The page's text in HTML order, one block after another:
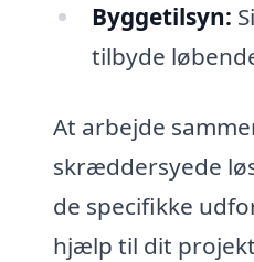
Byggetilsyn:
tilbyde
At arbejde
skræddersyede
de specifikke
hjælp til dit